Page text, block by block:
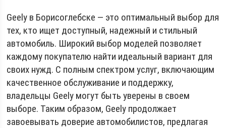
Geely в Борисоглебске — это оптимальный выбор для
тех, кто ищет доступный, надежный и стильный
автомобиль. Широкий выбор моделей позволяет
каждому покупателю найти идеальный вариант для
своих нужд. С полным спектром услуг, включающим
качественное обслуживание и поддержку,
владельцы Geely могут быть уверены в своем
выборе. Таким образом, Geely продолжает
завоевывать доверие автомобилистов, предлагая